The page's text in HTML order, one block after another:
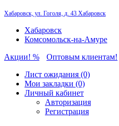
Хабаровск, ул. Гоголя, д. 43 Хабаровск
Хабаровск
Комсомольск-на-Амуре
Акции! %
Оптовым клиентам!
Лист ожидания (0)
Мои закладки (0)
Личный кабинет
Авторизация
Регистрация